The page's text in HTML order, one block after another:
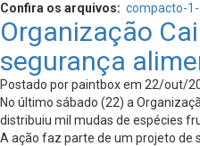
Confira os arquivos: compacto-
Organização
segurança
Postado por paintbox em 22/out/
No último sábado (22) a
distribuiu mil mudas de espécies
A ação faz parte de um projeto de